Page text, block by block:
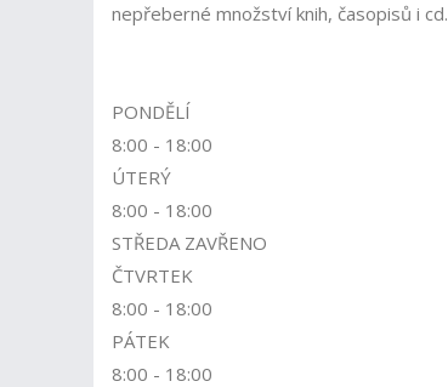
nepřeberné množství knih, časopisů i cd.
PONDĚLÍ
8:00 - 18:00
ÚTERÝ
8:00 - 18:00
STŘEDA ZAVŘENO
ČTVRTEK
8:00 - 18:00
PÁTEK
8:00 - 18:00